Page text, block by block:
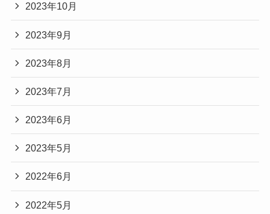
2023年10月
2023年9月
2023年8月
2023年7月
2023年6月
2023年5月
2022年6月
2022年5月